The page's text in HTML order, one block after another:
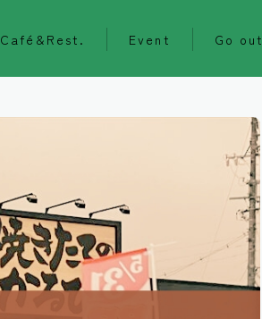
Café&Rest. Event Go out